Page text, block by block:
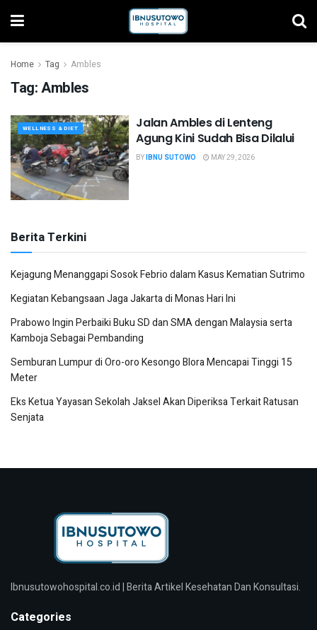
Home Tag Ambles
Tag:Ambles
WELLNESS & DIET
Jalan Ambles di Lenteng
Agung Kini Sudah Bisa Dilalui
BYIBNU SUTOWO MAY 29, 2026
Berita Terkini
Kejagung Menanggapi Sosok Febrio dalam Kasus Kematian Sutrimo
Kegiatan Kebangsaan Jaga Jakarta di Monas Hari Ini
Prabowo Ingin Perbaiki Buku SD dan SMA dengan Malaysia serta
Kamboja Sebagai Pembanding
Semburan Lumpur di Oro-oro Kesongo Blora Mencapai Tinggi 15
Meter
Eks Ketua Yayasan Sekolah Jaksel Akan Diperiksa Terkait Ratusan
Senjata
Ibnusutowohospital.co.id | Berita Artikel Kesehatan Dan Konsultasi.
Categories